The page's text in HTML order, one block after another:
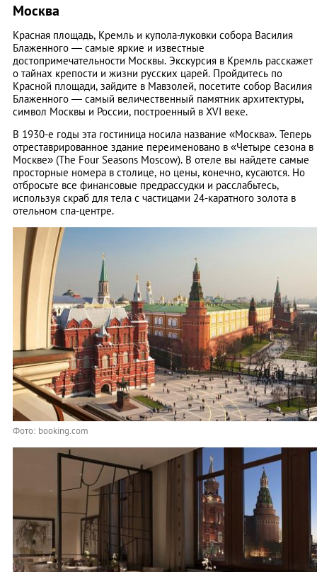
Москва
Красная площадь, Кремль и купола-луковки собора Василия
Блаженного — самые яркие и известные
достопримечательности Москвы. Экскурсия в Кремль расскажет
о тайнах крепости и жизни русских царей. Пройдитесь по
Красной площади, зайдите в Мавзолей, посетите собор Василия
Блаженного — самый величественный памятник архитектуры,
символ Москвы и России, построенный в XVI веке.
В 1930-е годы эта гостиница носила название «Москва». Теперь
отреставрированное здание переименовано в «Четыре сезона в
Москве» (The Four Seasons Moscow). В отеле вы найдете самые
просторные номера в столице, но цены, конечно, кусаются. Но
отбросьте все финансовые предрассудки и расслабьтесь,
используя скраб для тела с частицами 24-каратного золота в
отельном спа-центре.
Фото: booking.com